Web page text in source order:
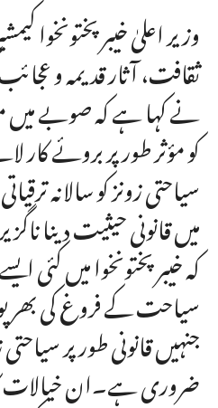
وزیر اعلیٰ خیبر پختونخوا
ثقافت، آثار قدیمہ و
نے کہا ہے کہ صوبے میں
کو مؤثر طور پر بروئے
میں قانونی حیثیت دینا
کہ خیبر پختونخوا میں کئی
سیاحت کے فروغ کی
جنہیں قانونی طور پر سیاحتی
ضروری ہے۔ان خیالات